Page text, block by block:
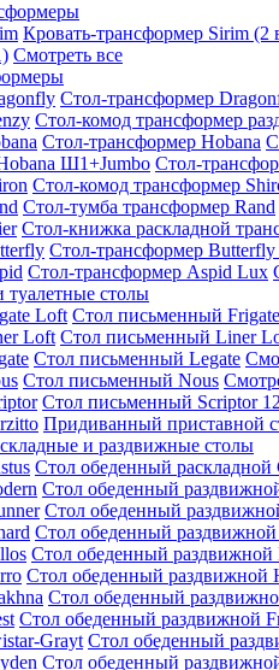
Кровать-трансформер Sirim (2
Смотреть все
Стол-трансформер
Стол-комод трансформер
Стол-трансформер Hobana
Ш1+Jumbo Стол-
Стол-комод трансформер
Стол-тумба трансформер Rand
Стол-книжка раскладной
Стол-трансформер Butterfly
Стол-трансформер Aspid Lux
столы
Loft Стол письменный
Loft Стол письменный Liner
Стол письменный Legate
Стол письменный Nous
Стол письменный Scriptor
Придиванный приставной
и раздвижные столы
Стол обеденный раскладной
Стол обеденный
Стол обеденный
Стол обеденный
Стол обеденный раздвижной
Стол обеденный раздвижной
Стол обеденный
Стол обеденный раздвижной
Grayt Стол обеденный
Стол обеденный